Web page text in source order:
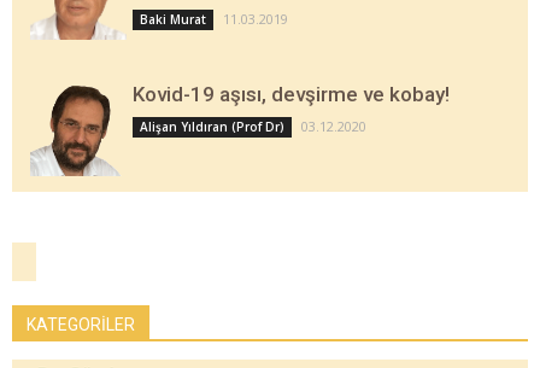
Baki Murat 11.03.2019
Kovid-19 aşısı, devşirme ve kobay!
Alişan Yıldıran (Prof Dr) 03.12.2020
KATEGORİLER